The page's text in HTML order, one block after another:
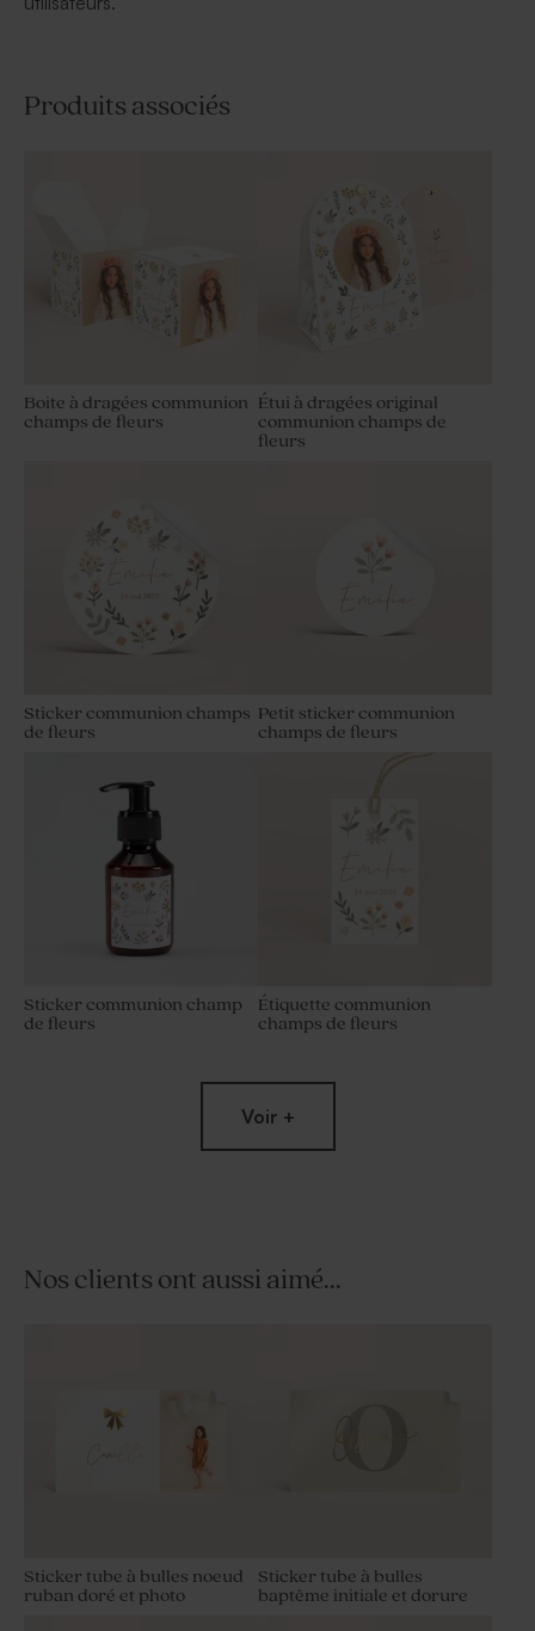
Produits associés
Boite à dragées communion
champs de fleurs
Étui à dragées original
communion champs de
fleurs
Sticker communion champs
de fleurs
Petit sticker communion
champs de fleurs
Sticker communion champ
de fleurs
Étiquette communion
champs de fleurs
Voir +
Nos clients ont aussi aimé...
Sticker tube à bulles noeud
ruban doré et photo
Sticker tube à bulles
baptême initiale et dorure